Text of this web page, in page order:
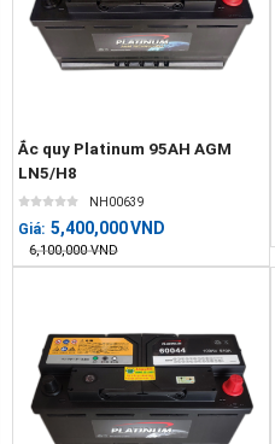
Ắc quy Platinum 95AH AGM
LN5/H8
NH00639
Giá: 5,400,000VND
6,100,000 VND